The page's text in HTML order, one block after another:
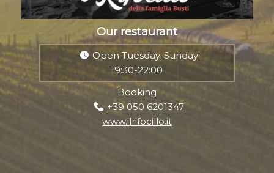
Our restaurant
Open Tuesday-Sunday
19:30-22:00
Booking
+39 050 6201347
www.ilrifocillo.it